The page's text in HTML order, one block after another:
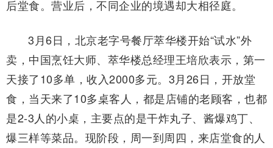
后堂食。营业后，不同企业的境遇却大相径庭。
3月6日，北京老字号餐厅萃华楼开始“试水”外
卖，中国烹饪大师、萃华楼总经理王培欣表示，第一
天接了10多单，收入2000多元。3月26日，开放堂
食，当天来了10多桌客人，都是店铺的老顾客，也都
是2-3人的小桌，主要点的是干炸丸子、酱爆鸡丁、
爆三样等菜品。现阶段，周一到周四，来店堂食的人